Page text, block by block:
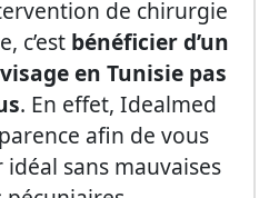
de chirurgie
c’est bénéficier d’un
en Tunisie pas
. En effet, Idealmed
afin de vous
sans mauvaises